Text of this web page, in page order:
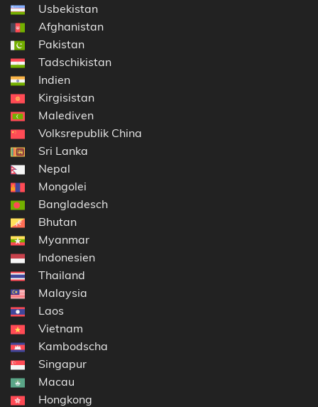
Usbekistan
Afghanistan
Pakistan
Tadschikistan
Indien
Kirgisistan
Malediven
Volksrepublik China
Sri Lanka
Nepal
Mongolei
Bangladesch
Bhutan
Myanmar
Indonesien
Thailand
Malaysia
Laos
Vietnam
Kambodscha
Singapur
Macau
Hongkong